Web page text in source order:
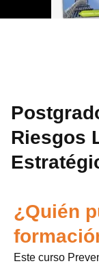
Riesgos
¿Quién
Este curso